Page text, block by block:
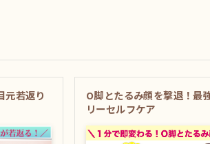
元若返り
O脚とたるみ顔を撃退！最
リーセルフケア